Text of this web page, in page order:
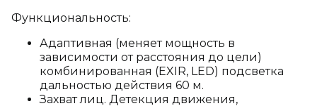
Функциональность:
Адаптивная (меняет мощность в
зависимости от расстояния до цели)
комбинированная (EXIR, LED) подсветка
дальностью действия 60 м.
Захват лиц. Детекция движения,